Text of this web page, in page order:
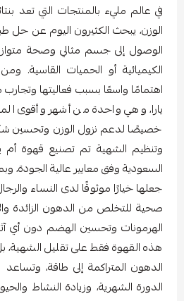
في عالم مليء بالمنتجات التي تعد
الوزن، يبحث الكثيرون اليوم عن
الوصول إلى جسم مثالي وصحة
الكيميائية أو الحميات القاسية.
اهتمامًا واسعًا بسبب فعاليتها
يارا، وهي واحدة من أشهر وأقوى
خصيصًا لدعم نزول الوزن وتحسين
وتنظيم الشهية تم تصنيع قهوة أم
جعلها خيارًا موثوقًا لدى النساء
صحية للتخلص من الدهون الزائدة
الهرمونات وتحسين الهضم دون أي
هذه القهوة فقط على تقليل
الدهون المتراكمة إلى طاقة،
الدورة الشهرية، وزيادة النشاط